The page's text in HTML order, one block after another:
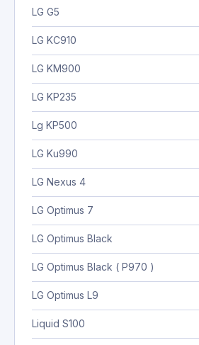
LG G5
LG KC910
LG KM900
LG KP235
Lg KP500
LG Ku990
LG Nexus 4
LG Optimus 7
LG Optimus Black
LG Optimus Black ( P970 )
LG Optimus L9
Liquid S100